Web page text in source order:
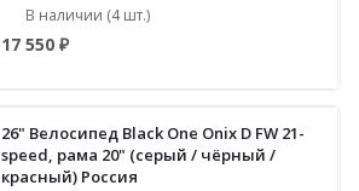
В наличии (4 шт.)
17 550 ₽
26" Велосипед Black One Onix D FW 21-
speed, рама 20" (серый / чёрный /
красный) Россия